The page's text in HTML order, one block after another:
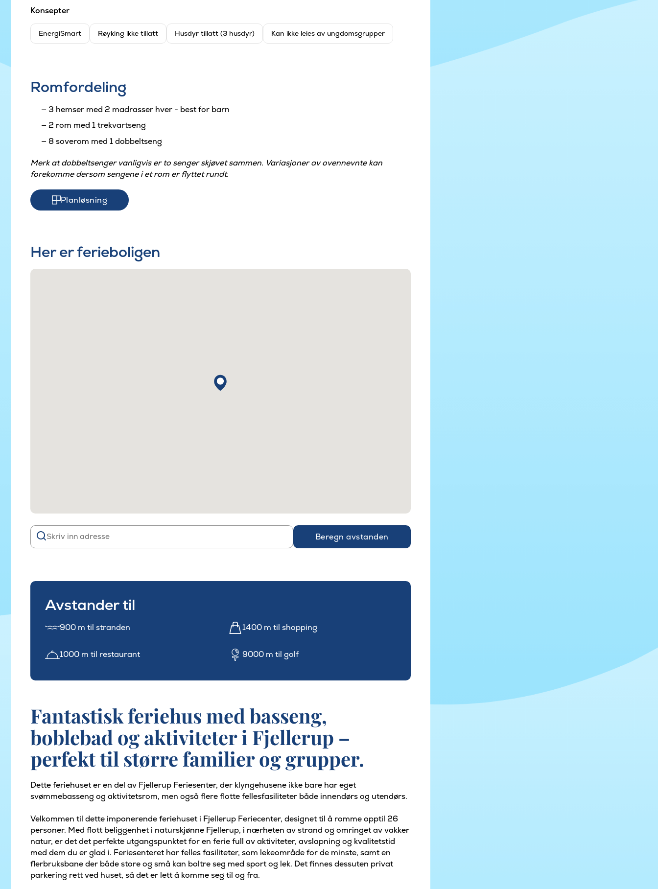
Konsepter
EnergiSmart Røyking ikke tillatt Husdyr tillatt (3 husdyr) Kan ikke leies av ungdomsgrupper
Romfordeling
3 hemser med 2 madrasser hver - best for barn
2 rom med 1 trekvartseng
8 soverom med 1 dobbeltseng
Merk at dobbeltsenger vanligvis er to senger skjøvet sammen. Variasjoner av ovennevnte kan
forekomme dersom sengene i et rom er flyttet rundt.
Planløsning
Her er ferieboligen
Beregn avstanden
Avstander til
900 m til stranden 1400 m til shopping
1000 m til restaurant 9000 m til golf
Fantastisk feriehus med basseng,
boblebad og aktiviteter i Fjellerup –
perfekt til større familier og grupper.
Dette feriehuset er en del av Fjellerup Feriesenter, der klyngehusene ikke bare har eget
svømmebasseng og aktivitetsrom, men også flere flotte fellesfasiliteter både innendørs og utendørs.
Velkommen til dette imponerende feriehuset i Fjellerup Feriecenter, designet til å romme opptil 26
personer. Med flott beliggenhet i naturskjønne Fjellerup, i nærheten av strand og omringet av vakker
natur, er det det perfekte utgangspunktet for en ferie full av aktiviteter, avslapning og kvalitetstid
med dem du er glad i. Feriesenteret har felles fasiliteter, som lekeområde for de minste, samt en
flerbruksbane der både store og små kan boltre seg med sport og lek. Det finnes dessuten privat
parkering rett ved huset, så det er lett å komme seg til og fra.